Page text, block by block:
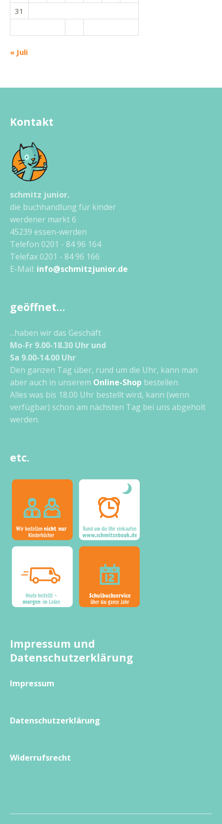
« Juli
31
Kontakt
schmitz junior.
die buchhandlung für kinder
werdener markt 6
45239 essen-werden
Telefon 0201 - 84 96 164
Telefax 0201 - 84 96 166
E-Mail: info@schmitzjunior.de
geöffnet…
...haben wir das Geschäft
Mo-Fr 9.00-18.30 Uhr und
Sa 9.00-14.00 Uhr
Den ganzen Tag über, rund um die Uhr, kann man
aber auch in unserem Online-Shop bestellen.
Alles was bis 18.00 Uhr bestellt wird, kann (wenn
verfügbar) schon am nächsten Tag bei uns abgeholt
werden.
etc.
Impressum und
Datenschutzerklärung
Impressum
Datenschutzerklärung
Widerrufsrecht